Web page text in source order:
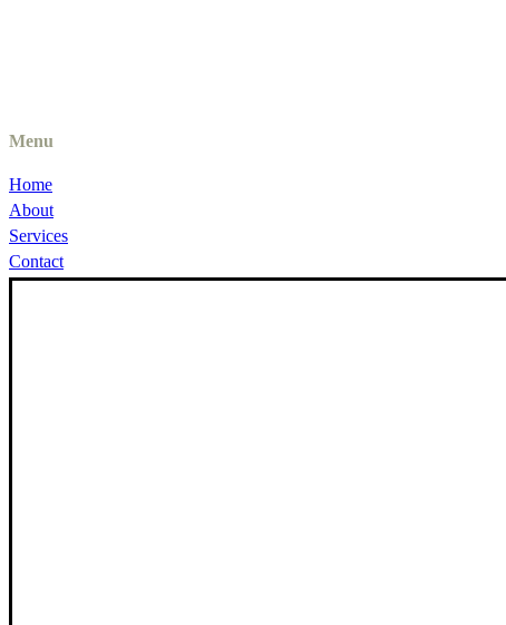
Menu
Home
About
Services
Contact